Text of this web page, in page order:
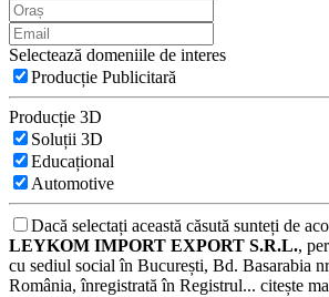
Selectează domeniile de interes
Producție Publicitară
Producție 3D
Soluții 3D
Educațional
Automotive
Dacă selectați această căsută sunteți de
LEYKOM IMPORT EXPORT S.R.L.,
cu sediul social în București, Bd. Basarabia
România, înregistrată în Registrul... citește